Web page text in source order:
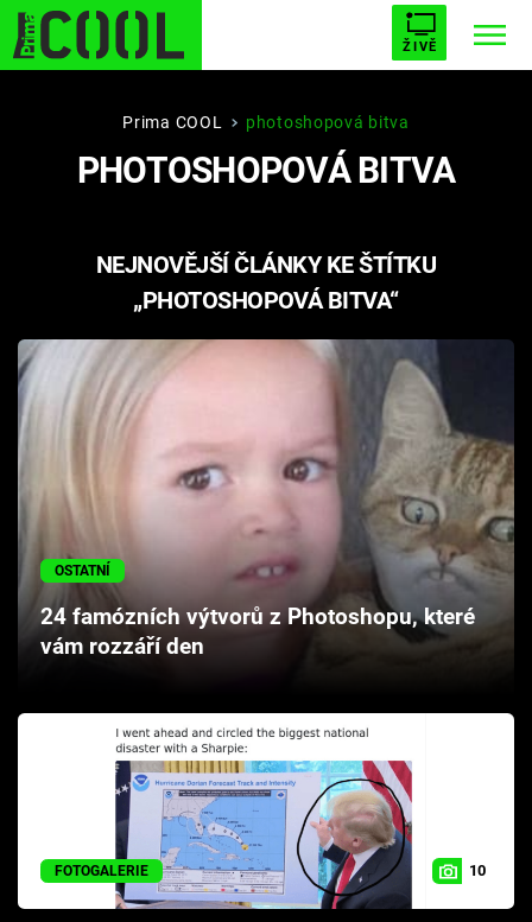
ŽIVĚ
STARHOUSE BUFFY, PŘEMOŽITELKA UPÍRŮ
ESCAPE PLNEJ KOTEL AVENGERS 5
Filmy
Seriály
Hry
Cool Esport
Pořady
Sledujte prima+
Přihlášení
Prima COOL photoshopová bitva
PHOTOSHOPOVÁ BITVA
NEJNOVĚJŠÍ ČLÁNKY KE ŠTÍTKU
„PHOTOSHOPOVÁ BITVA“
OSTATNÍ
24 famózních výtvorů z Photoshopu, které
vám rozzáří den
FOTOGALERIE 10